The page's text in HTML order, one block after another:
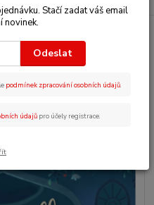
Stačí zadat váš email
novinek.
Odeslat
podmínek zpracování osobních údajů.
údajů pro účely registrace.